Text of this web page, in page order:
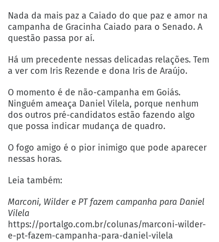
Nada da mais paz a Caiado do que paz e amor na
campanha de Gracinha Caiado para o Senado. A
questão passa por aí.
Há um precedente nessas delicadas relações. Tem
a ver com Iris Rezende e dona Iris de Araújo.
O momento é de não-campanha em Goiás.
Ninguém ameaça Daniel Vilela, porque nenhum
dos outros pré-candidatos estão fazendo algo
que possa indicar mudança de quadro.
O fogo amigo é o pior inimigo que pode aparecer
nessas horas.
Leia também:
Marconi, Wilder e PT fazem campanha para Daniel
Vilela
https://portalgo.com.br/colunas/marconi-wilder-
e-pt-fazem-campanha-para-daniel-vilela